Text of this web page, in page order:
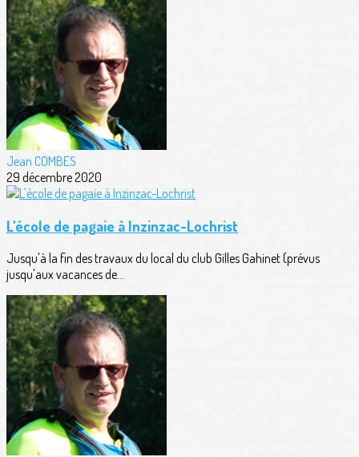
Jean COMBES
29 décembre 2020
L'école de pagaie à Inzinzac-Lochrist
Jusqu'à la fin des travaux du local du club Gilles Gahinet (prévus
jusqu'aux vacances de...